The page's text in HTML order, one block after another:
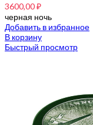
3600,00₽
черная ночь
Добавить в избранное
В корзину
Быстрый просмотр